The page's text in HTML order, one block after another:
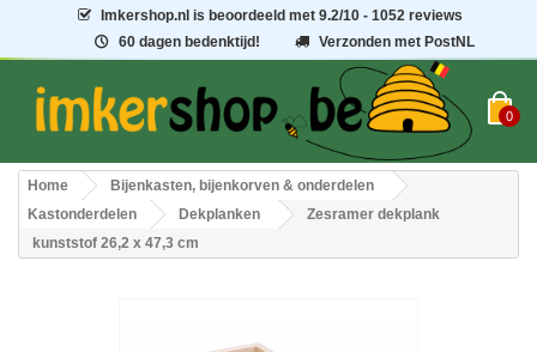
Imkershop.nl is beoordeeld met9.2/10 - 1052 reviews
60 dagen bedenktijd!
Verzonden met PostNL
0
Home
Bijenkasten, bijenkorven & onderdelen
Kastonderdelen
Dekplanken
Zesramer dekplank
kunststof 26,2 x 47,3 cm